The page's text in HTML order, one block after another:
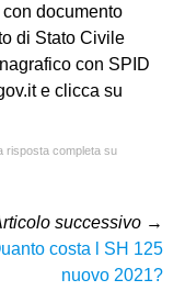
documento
di Stato Civile
con SPID
e clicca su
risposta completa su
successivo →
costa l SH 125
nuovo 2021?